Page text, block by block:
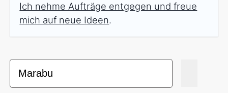
Ich nehme Aufträge entgegen und freue
mich auf neue Ideen.